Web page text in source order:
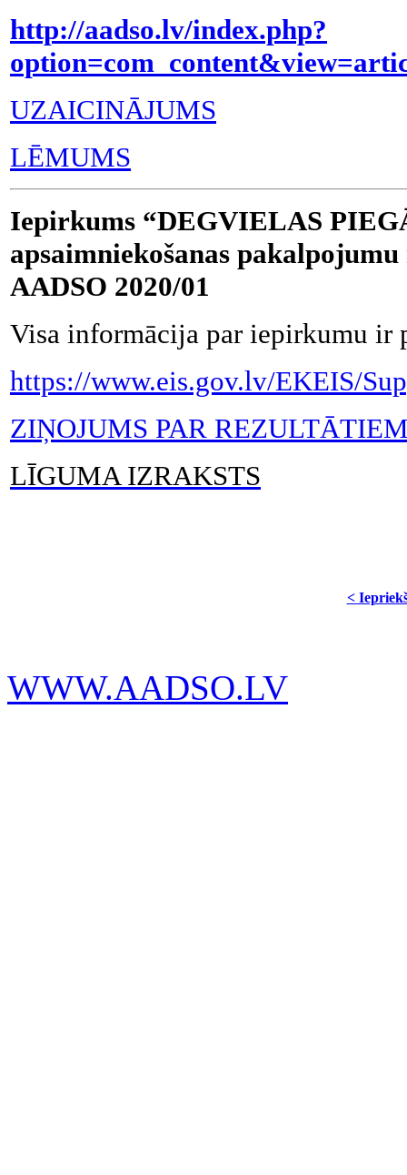
http://aadso.lv/index.php?
UZAICINĀJUMS
LĒMUMS
Iepirkums “DEGVIELAS
apsaimniekošanas
AADSO 2020/01
Visa informācija par iepirkumu ir
https://www.eis.gov.lv/EKEIS/
ZIŅOJUMS PAR
LĪGUMA IZRAKSTS
<
WWW.AADSO.LV